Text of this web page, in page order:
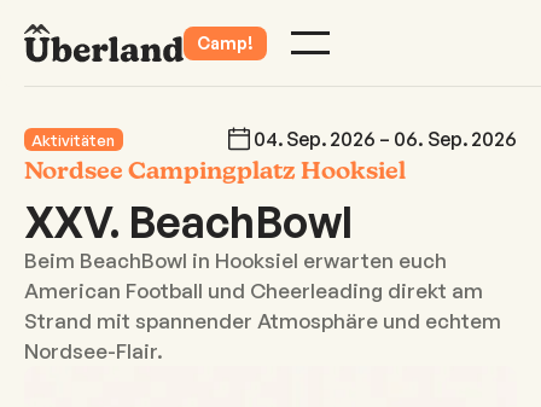
Camp!
Aktivitäten 04. Sep. 2026 – 06. Sep. 2026
Nordsee Campingplatz Hooksiel
XXV. BeachBowl
Beim BeachBowl in Hooksiel erwarten euch
American Football und Cheerleading direkt am
Strand mit spannender Atmosphäre und echtem
Nordsee-Flair.